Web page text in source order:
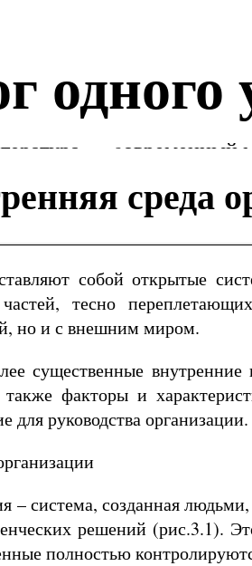
одного
— cовременный
среда
собой открытые
тесно
но и с внешним миром.
существенные
также факторы и
для руководства организации.
– система, созданная
решений (рис.3.1).
полностью